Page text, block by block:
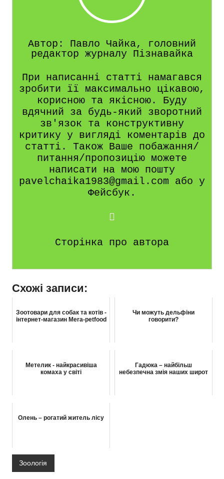
Автор: Павло Чайка, головний
редактор журналу Пізнавайка
При написанні статті намагався
зробити її максимально цікавою,
корисною та якісною. Буду
вдячний за будь-який зворотний
зв'язок та конструктивну
критику у вигляді коментарів до
статті. Також Ваше побажання/
питання/пропозицію можете
написати на мою пошту
pavelchaika1983@gmail.com або у
Фейсбук.
Сторінка про автора
Схожі записи:
Зоотовари для собак та котів -
інтернет-магазин Mera-petfood
Чи можуть дельфіни
говорити?
Метелик - найкрасивіша
комаха у світі
Гадюка – найбільш
небезпечна змія наших широт
Олень – рогатий житель лісу
Зоологія